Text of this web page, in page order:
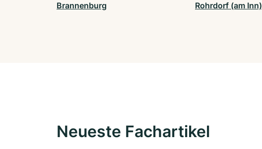
Brannenburg Rohrdorf (am Inn)
Neueste Fachartikel